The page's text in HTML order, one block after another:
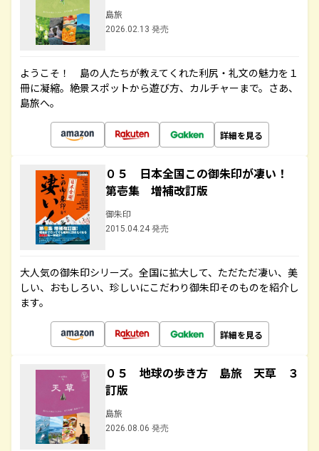
島旅
2026.02.13 発売
ようこそ！ 島の人たちが教えてくれた利尻・礼文の魅力を１
冊に凝縮。絶景スポットから遊び方、カルチャーまで。さあ、
島旅へ。
詳細を見る
０５ 日本全国この御朱印が凄い！
第壱集 増補改訂版
御朱印
2015.04.24 発売
大人気の御朱印シリーズ。全国に拡大して、ただただ凄い、美
しい、おもしろい、珍しいにこだわり御朱印そのものを紹介し
ます。
詳細を見る
０５ 地球の歩き方 島旅 天草 ３
訂版
島旅
2026.08.06 発売